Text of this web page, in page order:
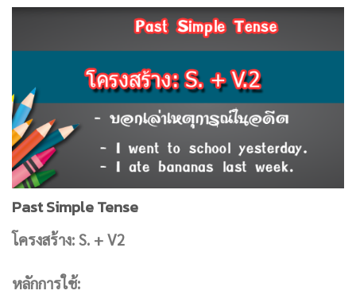
Past Simple Tense
โครงสร้าง: S. + V2
หลักการใช้: